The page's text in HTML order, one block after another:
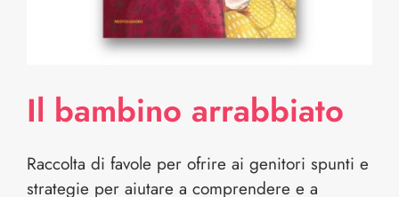
Il bambino arrabbiato
Raccolta di favole per ofrire ai genitori spunti e
strategie per aiutare a comprendere e a